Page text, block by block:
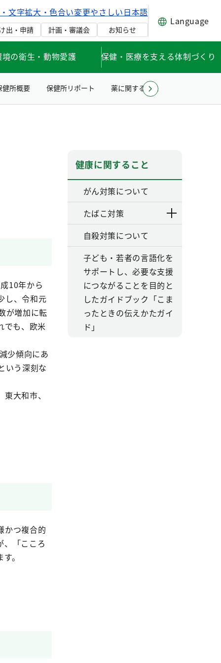
文字拡大・色合い変更やさしい日本語
出・申請 計画・審議会 お知らせ
Language
の衛生・動物愛護 保健・医療を支える体制づくり
健所概要 保健所リポート 薬に関すること
10年から
し、令和元
が増加に転
でも、欧米
少傾向にあ
いう深刻な
大和市、
かつ複合的
、「こころ
。
健康に関すること
がん対策について
たばこ対策
自殺対策について
子ども・若者の言語化を
サポートし、必要な支援
につながることを目的と
したガイドブック「こま
ったときの伝えかたガイ
ド」